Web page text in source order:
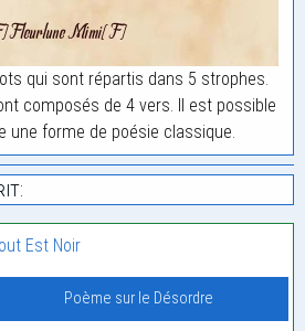
qui sont répartis dans 5 strophes.
composés de 4 vers. Il est possible
une forme de poésie classique.
Est Noir
Poème sur le Désordre